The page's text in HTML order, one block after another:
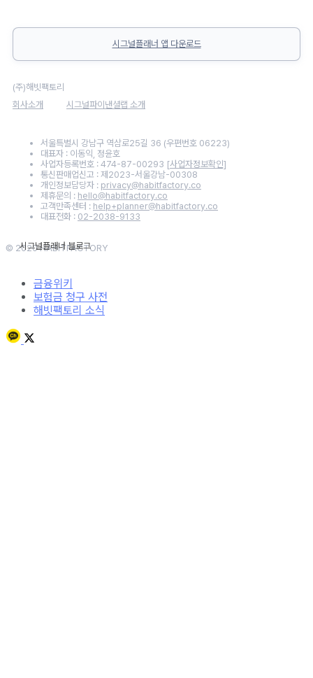
시그널플래너 앱 다운로드
(주)해빗팩토리
회사소개
시그널파이낸셜랩 소개
서울특별시 강남구 역삼로25길 36 (우편번호 06223)
대표자 : 이동익, 정윤호
사업자등록번호 : 474-87-00293 [사업자정보확인]
통신판매업신고 : 제2023-서울강남-00308
개인정보담당자 : privacy@habitfactory.co
제휴문의 : hello@habitfactory.co
고객만족센터 : help+planner@habitfactory.co
대표전화 : 02-2038-9133
© 2020 HABITFACTORY
금융위키
보험금 청구 사전
해빗팩토리 소식